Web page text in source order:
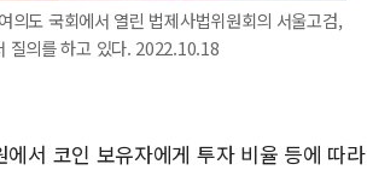
도 국회에서 열린 법제사법위원회의 서울고검,
질의를 하고 있다. 2022.10.18
서 코인 보유자에게 투자 비율 등에 따라